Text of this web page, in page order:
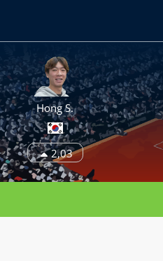
Hong S.
2,03